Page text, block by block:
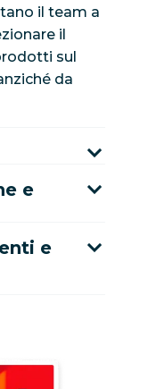
il team a
il
sul
da
e
e